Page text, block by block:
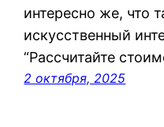
интересно же, что
искусственный
“Рассчитайте
2 октября, 2025